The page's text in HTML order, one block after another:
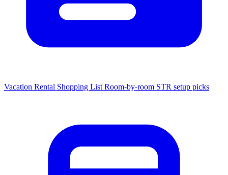
Vacation Rental Shopping List Room-by-room STR setup picks